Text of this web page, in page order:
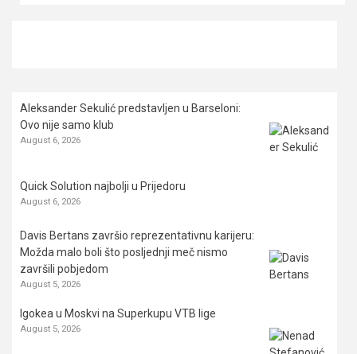
Aleksander Sekulić predstavljen u Barseloni:
Ovo nije samo klub
August 6, 2026
Quick Solution najbolji u Prijedoru
August 6, 2026
Davis Bertans završio reprezentativnu karijeru:
Možda malo boli što posljednji meč nismo
završili pobjedom
August 5, 2026
Igokea u Moskvi na Superkupu VTB lige
August 5, 2026